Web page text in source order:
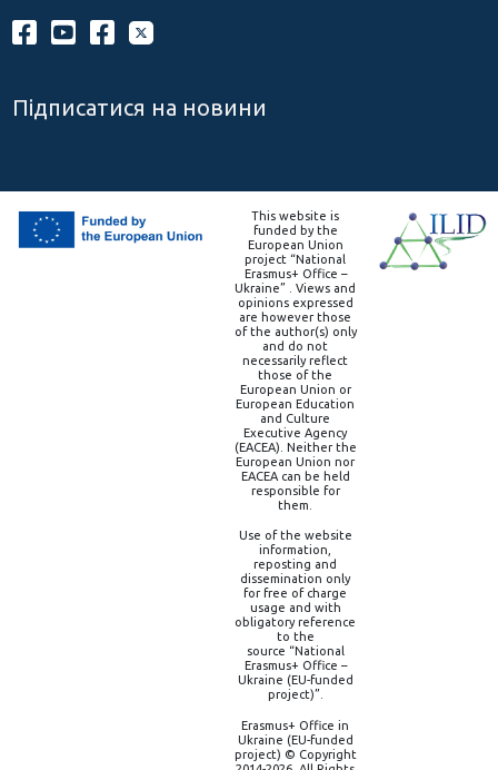
Підписатися на новини
This website is
funded by the
European Union
project “National
Erasmus+ Office –
Ukraine” . Views and
opinions expressed
are however those
of the author(s) only
and do not
necessarily reflect
those of the
European Union or
European Education
and Culture
Executive Agency
(EACEA). Neither the
European Union nor
EACEA can be held
responsible for
them.
Use of the website
information,
reposting and
dissemination only
for free of charge
usage and with
obligatory reference
to the
source “National
Erasmus+ Office –
Ukraine (EU-funded
project)”.
Erasmus+ Office in
Ukraine (EU-funded
project) © Copyright